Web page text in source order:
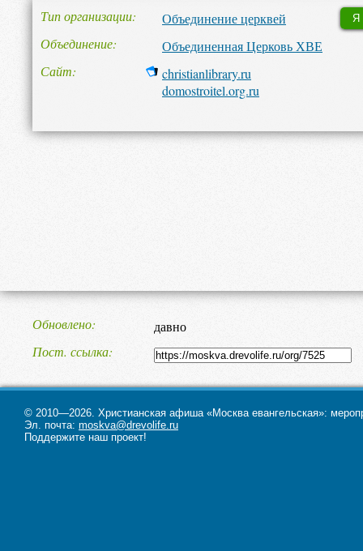
Я
Тип организации
Объединение церквей
Объединение
Объединенная Церковь ХВЕ
Сайт
christianlibrary.ru
domostroitel.org.ru
Обновлено
давно
Пост. ссылка
© 2010—2026. Христианская афиша «Москва евангельская»:
Эл. почта: moskva@drevolife.ru
Поддержите наш проект!